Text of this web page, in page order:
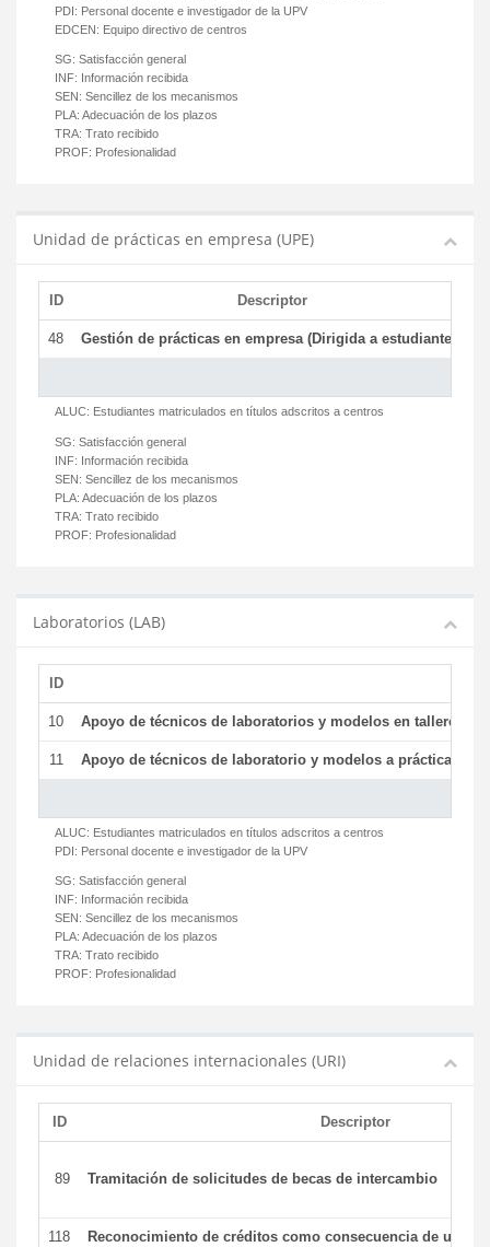
PDI: Personal docente e investigador de la UPV
EDCEN: Equipo directivo de centros
SG: Satisfacción general
INF: Información recibida
SEN: Sencillez de los mecanismos
PLA: Adecuación de los plazos
TRA: Trato recibido
PROF: Profesionalidad
Unidad de prácticas en empresa (UPE)
ID Descriptor
48 Gestión de prácticas en empresa (Dirigida a estudiantes)
ALUC: Estudiantes matriculados en títulos adscritos a centros
SG: Satisfacción general
INF: Información recibida
SEN: Sencillez de los mecanismos
PLA: Adecuación de los plazos
TRA: Trato recibido
PROF: Profesionalidad
Laboratorios (LAB)
ID
10 Apoyo de técnicos de laboratorios y modelos en talleres/
11 Apoyo de técnicos de laboratorio y modelos a prácticas y
ALUC: Estudiantes matriculados en títulos adscritos a centros
PDI: Personal docente e investigador de la UPV
SG: Satisfacción general
INF: Información recibida
SEN: Sencillez de los mecanismos
PLA: Adecuación de los plazos
TRA: Trato recibido
PROF: Profesionalidad
Unidad de relaciones internacionales (URI)
ID Descriptor
89 Tramitación de solicitudes de becas de intercambio
118 Reconocimiento de créditos como consecuencia de un